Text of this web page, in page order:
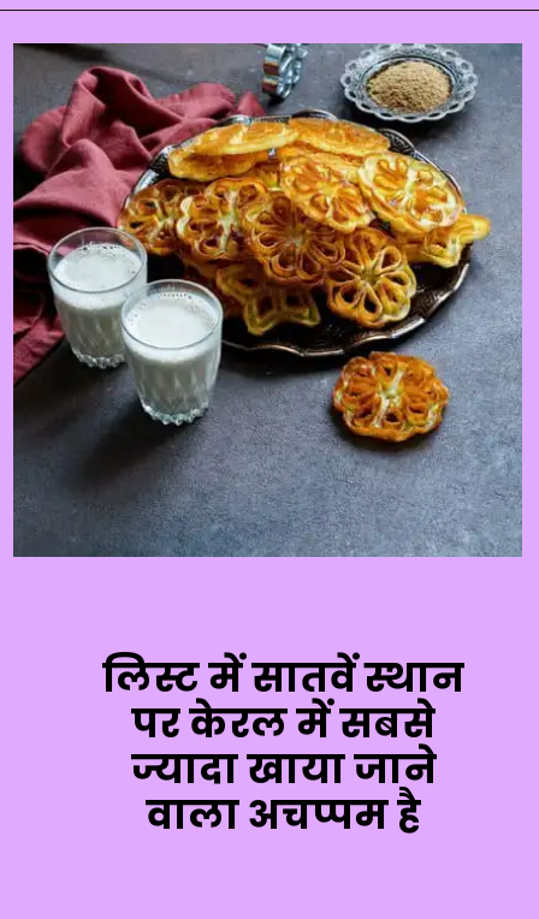
लिस्ट में सातवें स्थान
पर केरल में सबसे
ज्यादा खाया जाने
वाला अचप्पम है